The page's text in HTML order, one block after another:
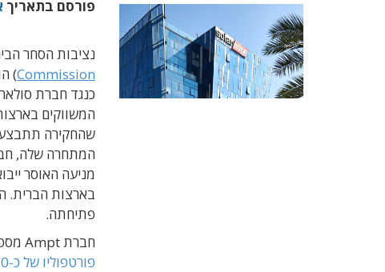
פורסם בתאריך
נציבות הסחר
Commission
)
כנגד חברת
המשווקים
המתחרה שלה,
מניעה האוסר
פתיחתה.
חברת Ampt מספקת ממירי הספק לפאנלים סולאריים. לחברה יש
פורטפוליו של כ-50 פטנטים